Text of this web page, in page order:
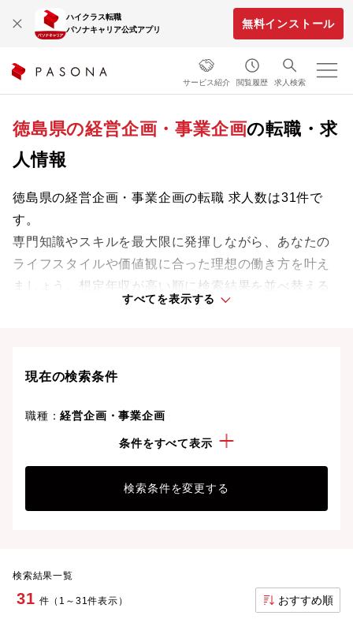
ハイクラス転職
パソナキャリア公式アプリ
無料インストール
サービス紹介 閲覧履歴 求人検索
徳島県の経営企画・事業企画の転職・求
人情報
徳島県の経営企画・事業企画の転職 求人数は31件で
す。
専門知識やスキルを最大限に発揮しながら、あなたの
ライフスタイルや価値観に合った理想の働き方を叶え
ましょう。想定年収が高い順に検索結果を並べ替える
すべてを表示する
現在の検索条件
職種：経営企画・事業企画
条件をすべて表示
検索条件を変更する
検索結果一覧
31 件（1～31件表示） おすすめ順